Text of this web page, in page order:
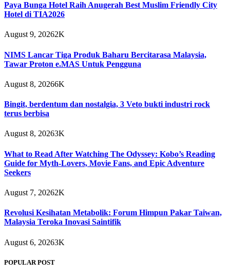
Paya Bunga Hotel Raih Anugerah Best Muslim Friendly City
Hotel di TIA2026
August 9, 20262K
NIMS Lancar Tiga Produk Baharu Bercitarasa Malaysia,
Tawar Proton e.MAS Untuk Pengguna
August 8, 20266K
Bingit, berdentum dan nostalgia, 3 Veto bukti industri rock
terus berbisa
August 8, 20263K
What to Read After Watching The Odyssey: Kobo’s Reading
Guide for Myth-Lovers, Movie Fans, and Epic Adventure
Seekers
August 7, 20262K
Revolusi Kesihatan Metabolik: Forum Himpun Pakar Taiwan,
Malaysia Teroka Inovasi Saintifik
August 6, 20263K
POPULAR POST